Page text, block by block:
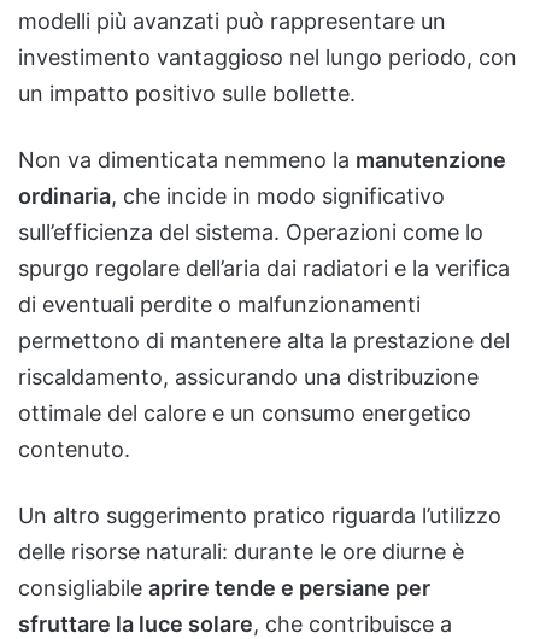
modelli più avanzati può rappresentare un
investimento vantaggioso nel lungo periodo, con
un impatto positivo sulle bollette.
Non va dimenticata nemmeno la manutenzione
ordinaria, che incide in modo significativo
sull’efficienza del sistema. Operazioni come lo
spurgo regolare dell’aria dai radiatori e la verifica
di eventuali perdite o malfunzionamenti
permettono di mantenere alta la prestazione del
riscaldamento, assicurando una distribuzione
ottimale del calore e un consumo energetico
contenuto.
Un altro suggerimento pratico riguarda l’utilizzo
delle risorse naturali: durante le ore diurne è
consigliabile aprire tende e persiane per
sfruttare la luce solare, che contribuisce a